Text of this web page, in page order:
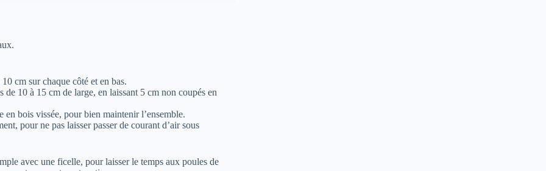
cm sur chaque côté et en bas.
10 à 15 cm de large, en laissant 5 cm non coupés en
bois vissée, pour bien maintenir l’ensemble.
pour ne pas laisser passer de courant d’air sous
avec une ficelle, pour laisser le temps aux poules de